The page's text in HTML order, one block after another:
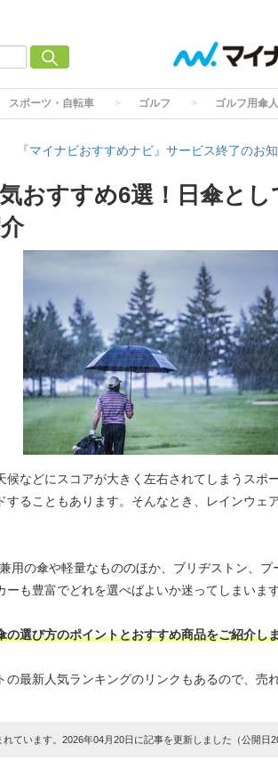
スポーツ・自転車 ゴルフ ゴルフ用傘
『マイナビおすすめナビ』サービス終了のお
おすすめ6選！日傘と
候などにスコアが大きく左右されてしまうスポ
することもあります。そんなとき、レインウェ
用の傘や軽量なもののほか、ブリヂストン、
も豊富でどれを選べばよいか迷ってしまいます
の選び方のポイントとおすすめ商品をご紹介し
の最新人気ランキングのリンクもあるので、売
ています。2026年04月20日に記事を更新しました（公開日